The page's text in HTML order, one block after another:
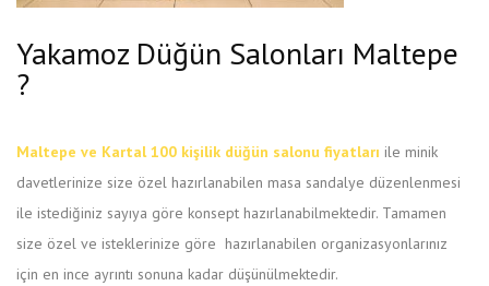
Yakamoz Düğün Salonları Maltepe
?
Maltepe ve Kartal 100 kişilik düğün salonu fiyatları ile minik
davetlerinize size özel hazırlanabilen masa sandalye düzenlenmesi
ile istediğiniz sayıya göre konsept hazırlanabilmektedir. Tamamen
size özel ve isteklerinize göre hazırlanabilen organizasyonlarınız
için en ince ayrıntı sonuna kadar düşünülmektedir.